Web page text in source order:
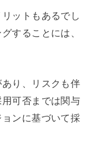
ットもあるでし
することには、
り、リスクも伴
可否までは関与
ンに基づいて採